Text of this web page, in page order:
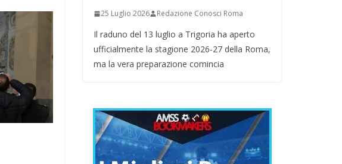
25 Luglio 2026 Redazione Conosci Roma
Il raduno del 13 luglio a Trigoria ha aperto
ufficialmente la stagione 2026-27 della Roma,
ma la vera preparazione comincia